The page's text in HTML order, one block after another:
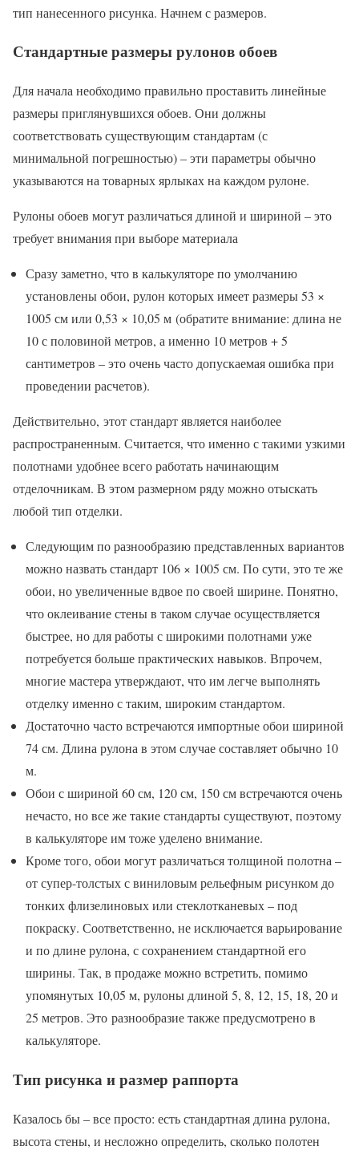
тип нанесенного рисунка. Начнем с размеров.
Стандартные размеры рулонов обоев
Для начала необходимо правильно проставить линейные
размеры приглянувшихся обоев. Они должны
соответствовать существующим стандартам (с
минимальной погрешностью) – эти параметры обычно
указываются на товарных ярлыках на каждом рулоне.
Рулоны обоев могут различаться длиной и шириной – это
требует внимания при выборе материала
Сразу заметно, что в калькуляторе по умолчанию
установлены обои, рулон которых имеет размеры 53 ×
1005 см или 0,53 × 10,05 м (обратите внимание: длина не
10 с половиной метров, а именно 10 метров + 5
сантиметров – это очень часто допускаемая ошибка при
проведении расчетов).
Действительно, этот стандарт является наиболее
распространенным. Считается, что именно с такими узкими
полотнами удобнее всего работать начинающим
отделочникам. В этом размерном ряду можно отыскать
любой тип отделки.
Следующим по разнообразию представленных вариантов
можно назвать стандарт 106 × 1005 см. По сути, это те же
обои, но увеличенные вдвое по своей ширине. Понятно,
что оклеивание стены в таком случае осуществляется
быстрее, но для работы с широкими полотнами уже
потребуется больше практических навыков. Впрочем,
многие мастера утверждают, что им легче выполнять
отделку именно с таким, широким стандартом.
Достаточно часто встречаются импортные обои шириной
74 см. Длина рулона в этом случае составляет обычно 10
м.
Обои с шириной 60 см, 120 см, 150 см встречаются очень
нечасто, но все же такие стандарты существуют, поэтому
в калькуляторе им тоже уделено внимание.
Кроме того, обои могут различаться толщиной полотна –
от супер-толстых с виниловым рельефным рисунком до
тонких флизелиновых или стеклотканевых – под
покраску. Соответственно, не исключается варьирование
и по длине рулона, с сохранением стандартной его
ширины. Так, в продаже можно встретить, помимо
упомянутых 10,05 м, рулоны длиной 5, 8, 12, 15, 18, 20 и
25 метров. Это разнообразие также предусмотрено в
калькуляторе.
Тип рисунка и размер раппорта
Казалось бы – все просто: есть стандартная длина рулона,
высота стены, и несложно определить, сколько полотен